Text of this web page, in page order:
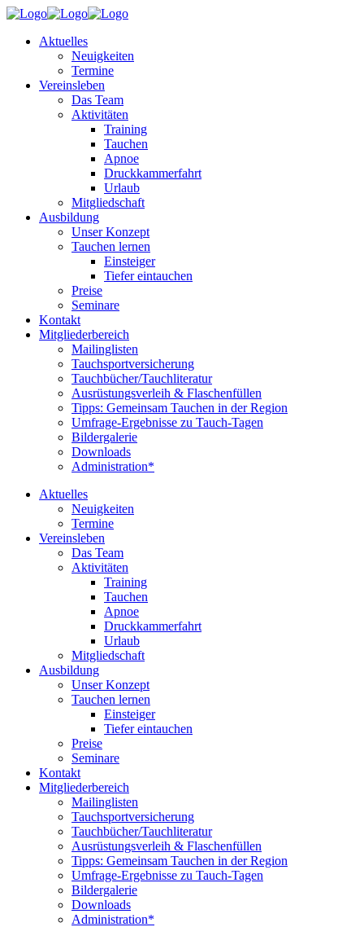
Aktuelles
Neuigkeiten
Termine
Vereinsleben
Das Team
Aktivitäten
Training
Tauchen
Apnoe
Druckkammerfahrt
Urlaub
Mitgliedschaft
Ausbildung
Unser Konzept
Tauchen lernen
Einsteiger
Tiefer eintauchen
Preise
Seminare
Kontakt
Mitgliederbereich
Mailinglisten
Tauchsportversicherung
Tauchbücher/Tauchliteratur
Ausrüstungsverleih & Flaschenfüllen
Tipps: Gemeinsam Tauchen in der Region
Umfrage-Ergebnisse zu Tauch-Tagen
Bildergalerie
Downloads
Administration*
Aktuelles
Neuigkeiten
Termine
Vereinsleben
Das Team
Aktivitäten
Training
Tauchen
Apnoe
Druckkammerfahrt
Urlaub
Mitgliedschaft
Ausbildung
Unser Konzept
Tauchen lernen
Einsteiger
Tiefer eintauchen
Preise
Seminare
Kontakt
Mitgliederbereich
Mailinglisten
Tauchsportversicherung
Tauchbücher/Tauchliteratur
Ausrüstungsverleih & Flaschenfüllen
Tipps: Gemeinsam Tauchen in der Region
Umfrage-Ergebnisse zu Tauch-Tagen
Bildergalerie
Downloads
Administration*